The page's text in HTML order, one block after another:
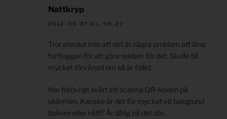
Nattkryp
2012-05-07 KL. 09.27
Tror absolut inte att det är några problem att låna
turfloggan för att göra reklam för det. Skulle bli
mycket förvånad om så är fallet.
Har förövrigt svårt att scanna QR-koden på
skärmen. Kanske är det för mycket vit bakgrund
bakom eller nått? Är dålig på det där.